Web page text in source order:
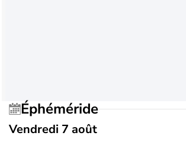
Éphéméride
Vendredi 7 août